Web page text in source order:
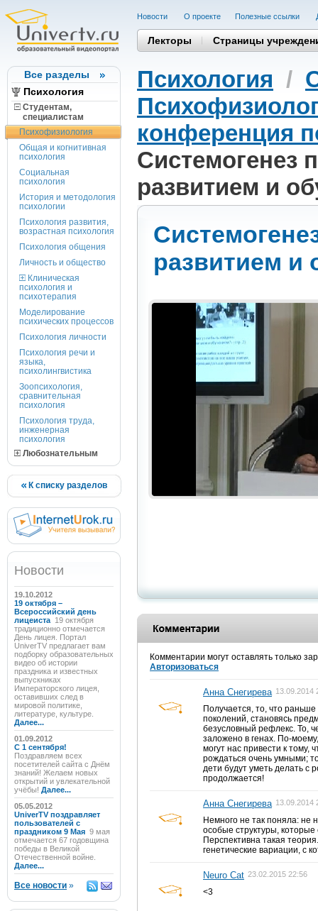
Все разделы
Психология
Студентам,
cпециалистам
Психофизиология
Общая и когнитивная
психология
Социальная
психология
История и методология
психологии
Психология развития,
возрастная психология
Психология общения
Личность и общество
Клиническая
психология и
психотерапия
Моделирование
психических процессов
Психология личности
Психология речи и
языка,
психолингвистика
Зоопсихология,
сравнительная
психология
Психология труда,
инженерная
психология
Любознательным
К списку разделов
Новости
19.10.2012
19 октября –
Всероссийский день
лицеиста 19 октября
традиционно отмечается
День лицея. Портал
UniverTV предлагает вам
подборку образовательных
видео об истории
праздника и известных
выпускниках
Императорского лицея,
оставивших след в
мировой политике,
литературе, культуре.
Далее...
01.09.2012
C 1 сентября!
Поздравляем всех
посетителей сайта с Днём
знаний! Желаем новых
открытий и увлекательной
учёбы! Далее...
05.05.2012
UniverTV поздравляет
пользователей с
праздником 9 Мая 9 мая
отмечается 67 годовщина
победы в Великой
Отечественной войне.
Далее...
Все новости »
Новости О проекте Полезные cсылки
Лекторы Страницы
Психология /
конференция
Системогенез
развитием и
развитием и
Комментарии могут оставлять только
Авторизоваться
Анна Снегирева 13.09.2014
Получается, то, что
поколений, становясь
безусловный рефлекс. То,
заложено в генах. По-
могут нас привести к тому,
рождаться очень умными;
дети будут уметь делать с
продолжается!
Анна Снегирева 13.09.2014
Немного не так поняла: не
особые структуры,
Перспективна такая
генетические вариации, с
Neuro Cat 23.02.2015 22:56
<3